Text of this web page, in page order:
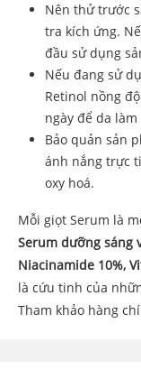
Nên thử trước
tra kích ứng.
đầu sử dụng
Nếu đang sử
Retinol nồng
ngày để da
Bảo quản sản
ánh nắng trực
oxy hoá.
Mỗi giọt Serum là
Serum dưỡng sáng
Niacinamide 10%,
là cứu tinh của
Tham khảo hàng